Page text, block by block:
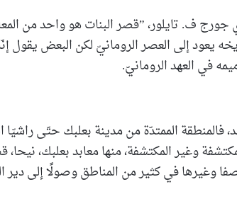
ف. تايلور، ”قصر البنات هو واحد من
يعود إلى العصر الرومانيّ لكن البعض يقول
في العهد الرومانيّ.
فالمنطقة الممتدّة من مدينة بعلبك حتّى
وغير المكتشفة، منها معابد بعلبك، نيحا،
صفا وغيرها في كثير من المناطق وصولًا إلى دير